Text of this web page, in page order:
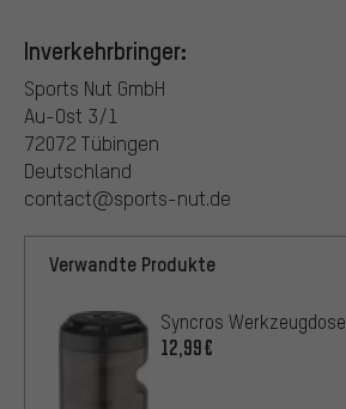
Inverkehrbringer:
Sports Nut GmbH
Au-Ost 3/1
72072 Tübingen
Deutschland
contact@sports-nut.de
Verwandte Produkte
Syncros Werkzeugdose
12,99€